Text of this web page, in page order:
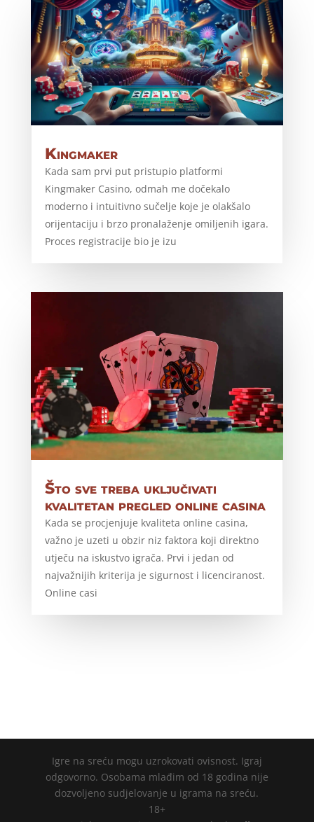
Kingmaker
Kada sam prvi put pristupio platformi
Kingmaker Casino, odmah me dočekalo
moderno i intuitivno sučelje koje je olakšalo
orijentaciju i brzo pronalaženje omiljenih igara.
Proces registracije bio je izu
Što sve treba uključivati
kvalitetan pregled online casina
Kada se procjenjuje kvaliteta online casina,
važno je uzeti u obzir niz faktora koji direktno
utječu na iskustvo igrača. Prvi i jedan od
najvažnijih kriterija je sigurnost i licenciranost.
Online casi
Igre na sreću mogu uzrokovati ovisnost. Igraj
odgovorno. Osobama mlađim od 18 godina nije
dozvoljeno sudjelovanje u igrama na sreću.
18+